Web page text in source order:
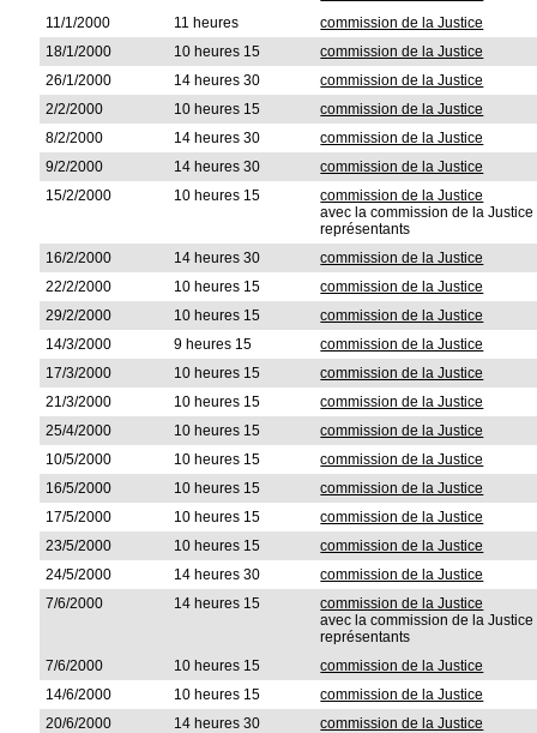
11/1/2000
11 heures
commission de la Justice
18/1/2000
10 heures 15
commission de la Justice
26/1/2000
14 heures 30
commission de la Justice
2/2/2000
10 heures 15
commission de la Justice
8/2/2000
14 heures 30
commission de la Justice
9/2/2000
14 heures 30
commission de la Justice
15/2/2000
10 heures 15
commission de la Justice
avec la commission de la
représentants
16/2/2000
14 heures 30
commission de la Justice
22/2/2000
10 heures 15
commission de la Justice
29/2/2000
10 heures 15
commission de la Justice
14/3/2000
9 heures 15
commission de la Justice
17/3/2000
10 heures 15
commission de la Justice
21/3/2000
10 heures 15
commission de la Justice
25/4/2000
10 heures 15
commission de la Justice
10/5/2000
10 heures 15
commission de la Justice
16/5/2000
10 heures 15
commission de la Justice
17/5/2000
10 heures 15
commission de la Justice
23/5/2000
10 heures 15
commission de la Justice
24/5/2000
14 heures 30
commission de la Justice
7/6/2000
14 heures 15
commission de la Justice
avec la commission de la
représentants
7/6/2000
10 heures 15
commission de la Justice
14/6/2000
10 heures 15
commission de la Justice
20/6/2000
14 heures 30
commission de la Justice